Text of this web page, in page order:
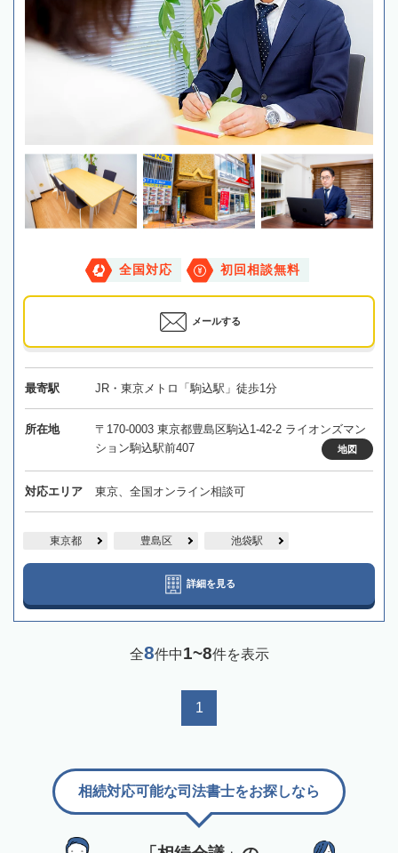
全国対応 初回相談無料
メールする
最寄駅 JR・東京メトロ「駒込駅」徒歩1分
所在地
〒170-0003 東京都豊島区駒込1-42-2 ライオンズマン
ション駒込駅前407
地図
対応エリア 東京、全国オンライン相談可
東京都 豊島区 池袋駅
詳細を見る
全8件中1~8件を表示
1
相続対応可能な司法書士をお探しなら